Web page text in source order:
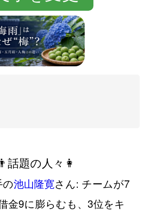
話題の人々👩
池山隆寛さん: チームが7
金9に膨らむも、3位をキ